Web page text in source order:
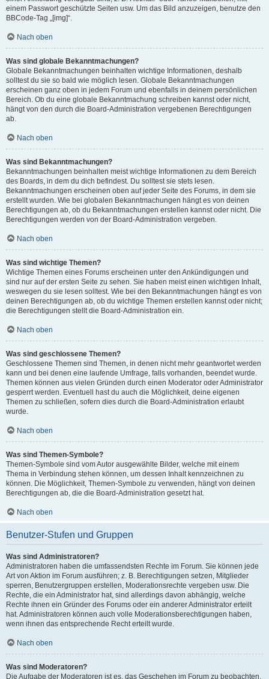
einem Passwort geschützte Seiten usw. Um das Bild anzuzeigen, benutze den
BBCode-Tag „[img]“.
Nach oben
Was sind globale Bekanntmachungen?
Globale Bekanntmachungen beinhalten wichtige Informationen, deshalb
solltest du sie so bald wie möglich lesen. Globale Bekanntmachungen
erscheinen ganz oben in jedem Forum und ebenfalls in deinem persönlichen
Bereich. Ob du eine globale Bekanntmachung schreiben kannst oder nicht,
hängt von den durch die Board-Administration vergebenen Berechtigungen
ab.
Nach oben
Was sind Bekanntmachungen?
Bekanntmachungen beinhalten meist wichtige Informationen zu dem Bereich
des Boards, in dem du dich befindest. Du solltest sie stets lesen.
Bekanntmachungen erscheinen oben auf jeder Seite des Forums, in dem sie
erstellt wurden. Wie bei globalen Bekanntmachungen hängt es von deinen
Berechtigungen ab, ob du Bekanntmachungen erstellen kannst oder nicht. Die
Berechtigungen werden von der Board-Administration vergeben.
Nach oben
Was sind wichtige Themen?
Wichtige Themen eines Forums erscheinen unter den Ankündigungen und
sind nur auf der ersten Seite zu sehen. Sie haben meist einen wichtigen Inhalt,
weswegen du sie lesen solltest. Wie bei den Bekanntmachungen hängt es von
deinen Berechtigungen ab, ob du wichtige Themen erstellen kannst oder nicht;
die Berechtigungen stellt die Board-Administration ein.
Nach oben
Was sind geschlossene Themen?
Geschlossene Themen sind Themen, in denen nicht mehr geantwortet werden
kann und bei denen eine laufende Umfrage, falls vorhanden, beendet wurde.
Themen können aus vielen Gründen durch einen Moderator oder Administrator
gesperrt werden. Eventuell hast du auch die Möglichkeit, deine eigenen
Themen zu schließen, sofern dies durch die Board-Administration erlaubt
wurde.
Nach oben
Was sind Themen-Symbole?
Themen-Symbole sind vom Autor ausgewählte Bilder, welche mit einem
Thema in Verbindung stehen können, um dessen Inhalt kennzeichnen zu
können. Die Möglichkeit, Themen-Symbole zu verwenden, hängt von deinen
Berechtigungen ab, die die Board-Administration gesetzt hat.
Nach oben
Benutzer-Stufen und Gruppen
Was sind Administratoren?
Administratoren haben die umfassendsten Rechte im Forum. Sie können jede
Art von Aktion im Forum ausführen; z. B. Berechtigungen setzen, Mitglieder
sperren, Benutzergruppen erstellen, Moderationsrechte vergeben usw. Die
Rechte, die ein Administrator hat, sind allerdings davon abhängig, welche
Rechte ihnen ein Gründer des Forums oder ein anderer Administrator erteilt
hat. Administratoren können auch volle Moderationsberechtigungen haben,
wenn ihnen das entsprechende Recht erteilt wurde.
Nach oben
Was sind Moderatoren?
Die Aufgabe der Moderatoren ist es, das Geschehen im Forum zu beobachten.